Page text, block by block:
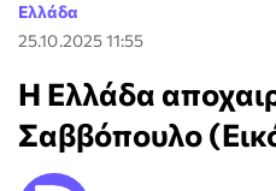
Ελλάδα
25.10.2025 11:55
Η Ελλάδα
Σαββόπουλο